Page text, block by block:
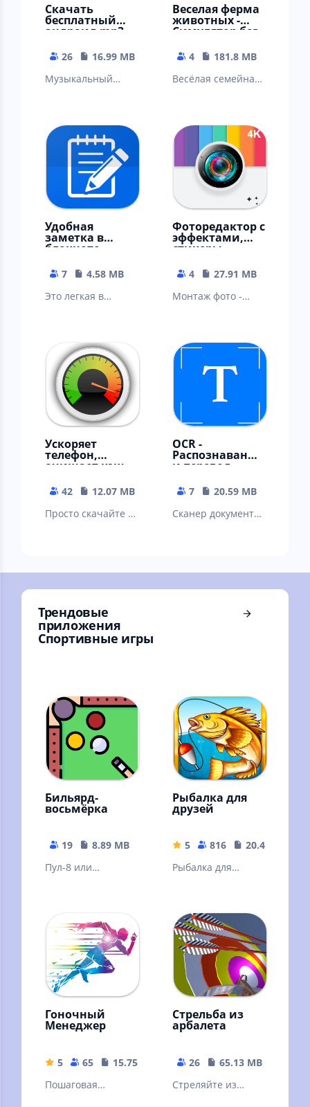
Cкачать
бесплатный
андроид mp3
музыки
26
16.99 MB
Музыкальный
плеер бесплатно
Веселая ферма
животных -
Симулятор без
4
181.8 MB
Весёлая семейная
как дача. Тауншип.
Удобная
заметка в
блокноте -
заметок
7
4.58 MB
Это легкая в
записная книжка
для Android
бесплатно
Фоторедактор с
эффектами,
стикеры,
4
27.91 MB
Монтаж фото -
Ускоряет
телефон,
очищает кэш
ватсап
42
12.07 MB
Просто скачайте и
OCR -
Распознавание
и перевод
пдф
7
20.59 MB
Сканер документов
Трендовые
приложения
Спортивные игры
Бильярд-
восьмёрка
19
8.89 MB
Пул-8 или
популярных
бильярдных игр в
мире
Рыбалка для
друзей
5 816
20.46 MB
Рыбалка для
рыболовный
симулятор!
Гоночный
Менеджер
5 65
15.75 MB
Пошаговая
Стрельба из
арбалета
26
65.13 MB
Стреляйте из